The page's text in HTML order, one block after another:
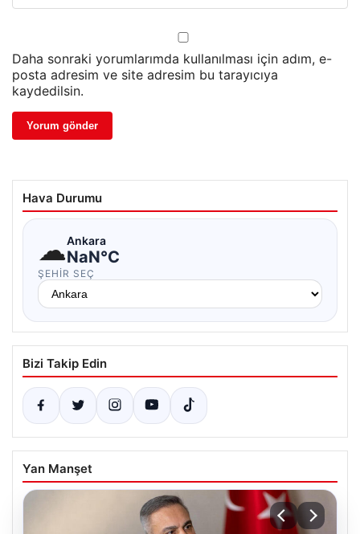
Daha sonraki yorumlarımda kullanılması için adım, e-
posta adresim ve site adresim bu tarayıcıya
kaydedilsin.
Hava Durumu
☁Ankara
NaN°C
ŞEHIR SEÇ
Bizi Takip Edin
Yan Manşet